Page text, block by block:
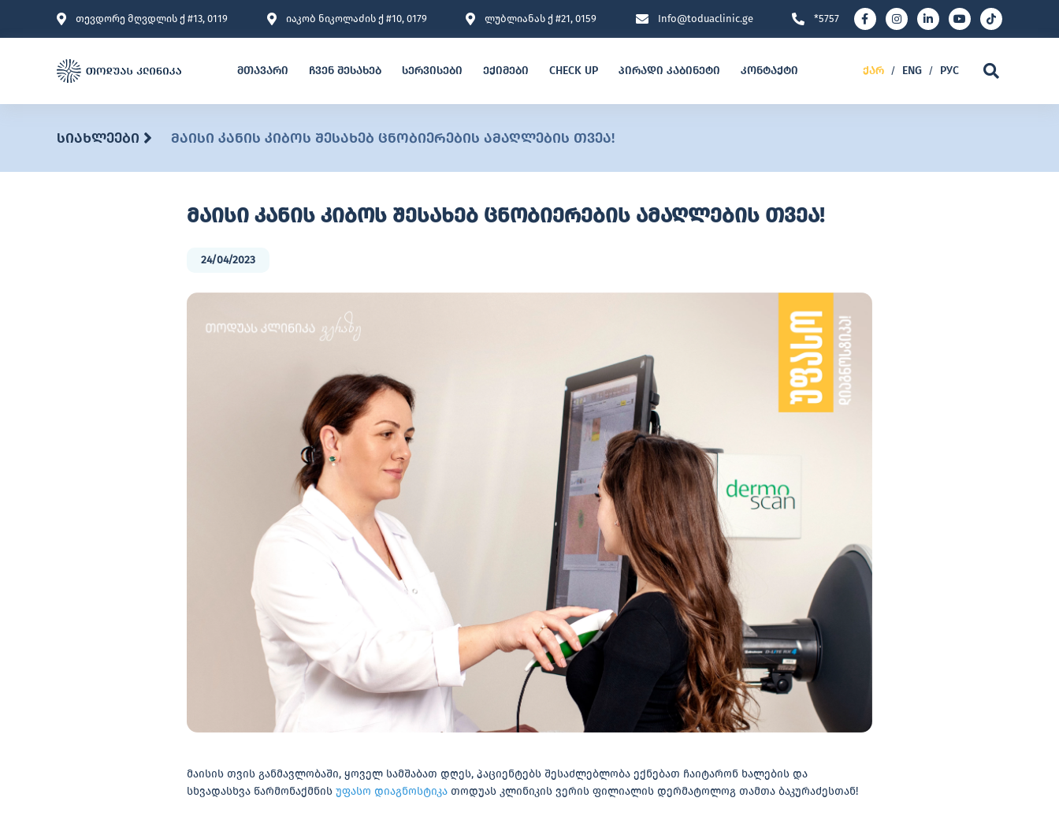
თევდორე მღვდლის ქ #13, 0119 იაკობ ნიკოლაძის ქ #10, 0179 ლუბლიანას ქ #21, 0159 Info@toduaclinic.ge *5757
მთავარი ჩვენ შესახებ სერვისები ექიმები CHECK UP პირადი კაბინეტი კონტაქტი ქარ / ENG / РУС
სიახლეები მაისი კანის კიბოს შესახებ ცნობიერების ამაღლების თვეა!
მაისი კანის კიბოს შესახებ ცნობიერების ამაღლების თვეა!
24/04/2023
მაისის თვის განმავლობაში, ყოველ სამშაბათ დღეს, პაციენტებს შესაძლებლობა ექნებათ ჩაიტარონ ხალების და
სხვადასხვა წარმონაქმნის უფასო დიაგნოსტიკა თოდუას კლინიკის ვერის ფილიალის დერმატოლოგ თამთა ბაკურაძესთან!